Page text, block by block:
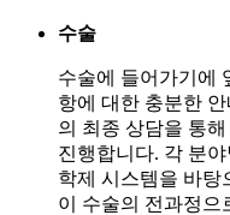
수술
수술에 들어가기에
항에 대한 충분한
의 최종 상담을 통
진행합니다. 각 분
학제 시스템을 바탕
이 수술의 전과정으